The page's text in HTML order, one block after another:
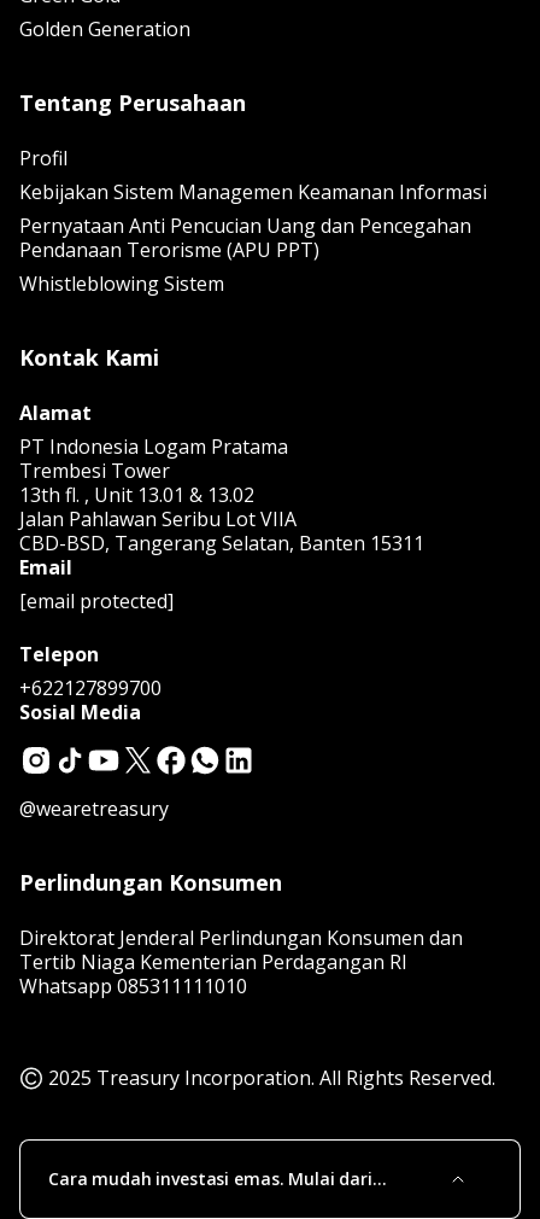
Golden Generation
Tentang Perusahaan
Profil
Kebijakan Sistem Managemen Keamanan Informasi
Pernyataan Anti Pencucian Uang dan Pencegahan
Pendanaan Terorisme (APU PPT)
Whistleblowing Sistem
Kontak Kami
Alamat
PT Indonesia Logam Pratama
Trembesi Tower
13th fl. , Unit 13.01 & 13.02
Jalan Pahlawan Seribu Lot VIIA
CBD-BSD, Tangerang Selatan, Banten 15311
Email
[email protected]
Telepon
+622127899700
Sosial Media
@wearetreasury
Perlindungan Konsumen
Direktorat Jenderal Perlindungan Konsumen dan
Tertib Niaga Kementerian Perdagangan RI
Whatsapp 085311111010
2025 Treasury Incorporation. All Rights Reserved.
Cara mudah investasi emas. Mulai dari